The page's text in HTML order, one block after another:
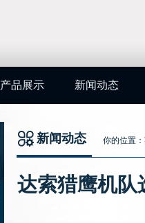
产品展示 新闻动态
新闻动态 你的位置：
达索猎鹰机